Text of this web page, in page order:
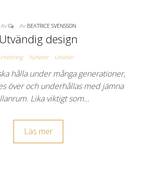
Av Av BEATRICE SVENSSON
Utvändig design
Inredning Nyheter Utsidan
hålla under många generationer,
över och underhållas med jämna
Lika viktigt som…
Läs mer